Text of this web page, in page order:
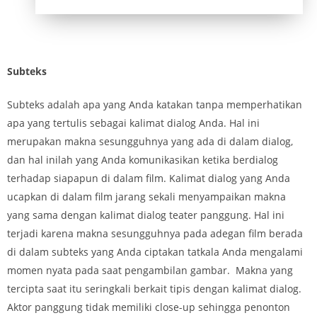
Subteks
Subteks adalah apa yang Anda katakan tanpa memperhatikan
apa yang tertulis sebagai kalimat dialog Anda. Hal ini
merupakan makna sesungguhnya yang ada di dalam dialog,
dan hal inilah yang Anda komunikasikan ketika berdialog
terhadap siapapun di dalam film. Kalimat dialog yang Anda
ucapkan di dalam film jarang sekali menyampaikan makna
yang sama dengan kalimat dialog teater panggung. Hal ini
terjadi karena makna sesungguhnya pada adegan film berada
di dalam subteks yang Anda ciptakan tatkala Anda mengalami
momen nyata pada saat pengambilan gambar. Makna yang
tercipta saat itu seringkali berkait tipis dengan kalimat dialog.
Aktor panggung tidak memiliki close-up sehingga penonton